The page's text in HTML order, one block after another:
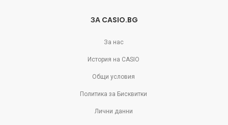
ЗА CASIO.BG
За нас
История на CASIO
Общи условия
Политика за Бисквитки
Лични данни